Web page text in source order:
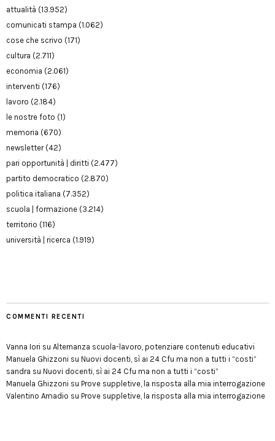
attualità (13.952)
comunicati stampa (1.062)
cose che scrivo (171)
cultura (2.711)
economia (2.061)
interventi (176)
lavoro (2.184)
le nostre foto (1)
memoria (670)
newsletter(42)
pari opportunità | diritti (2.477)
partito democratico (2.870)
politica italiana (7.352)
scuola | formazione (3.214)
territorio (116)
università | ricerca (1.919)
COMMENTI RECENTI
Vanna Iori su Alternanza scuola-lavoro, potenziare contenuti educativi
Manuela Ghizzoni su Nuovi docenti, sì ai 24 Cfu ma non a tutti i “costi”
sandra su Nuovi docenti, sì ai 24 Cfu ma non a tutti i “costi”
Manuela Ghizzoni su Prove suppletive, la risposta alla mia interrogazione
Valentino Amadio su Prove suppletive, la risposta alla mia interrogazione